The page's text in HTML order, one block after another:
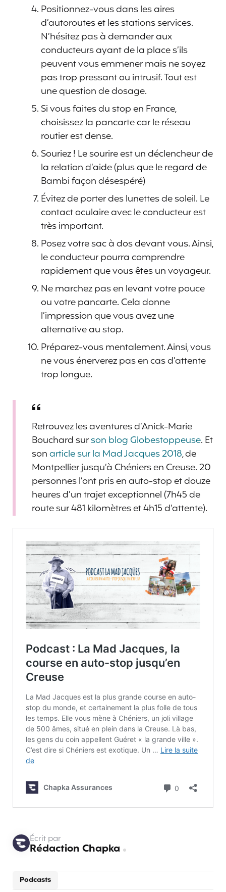
Positionnez-vous dans les aires
d’autoroutes et les stations services.
N’hésitez pas à demander aux
conducteurs ayant de la place s’ils
peuvent vous emmener mais ne soyez
pas trop pressant ou intrusif. Tout est
une question de dosage.
Si vous faites du stop en France,
choisissez la pancarte car le réseau
routier est dense.
Souriez ! Le sourire est un déclencheur de
la relation d’aide (plus que le regard de
Bambi façon désespéré)
Évitez de porter des lunettes de soleil. Le
contact oculaire avec le conducteur est
très important.
Posez votre sac à dos devant vous. Ainsi,
le conducteur pourra comprendre
rapidement que vous êtes un voyageur.
Ne marchez pas en levant votre pouce
ou votre pancarte. Cela donne
l’impression que vous avez une
alternative au stop.
Préparez-vous mentalement. Ainsi, vous
ne vous énerverez pas en cas d’attente
trop longue.
Retrouvez les aventures d’Anick-Marie
Bouchard surson blog Globestoppeuse. Et
sonarticle sur la Mad Jacques 2018, de
Montpellier jusqu’à Chéniers en Creuse. 20
personnes l’ont pris en auto-stop et douze
heures d’un trajet exceptionnel (7h45 de
route sur 481 kilomètres et 4h15 d’attente).
Podcasts
Écrit par
Rédaction Chapka